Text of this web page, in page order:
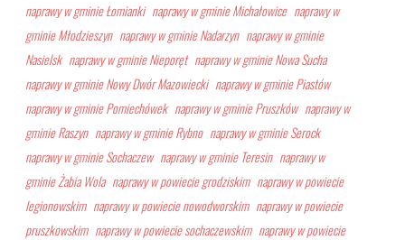
naprawy w gminie Łomianki naprawy w gminie Michałowice naprawy w
gminie Młodzieszyn naprawy w gminie Nadarzyn naprawy w gminie
Nasielsk naprawy w gminie Nieporęt naprawy w gminie Nowa Sucha
naprawy w gminie Nowy Dwór Mazowiecki naprawy w gminie Piastów
naprawy w gminie Pomiechówek naprawy w gminie Pruszków naprawy w
gminie Raszyn naprawy w gminie Rybno naprawy w gminie Serock
naprawy w gminie Sochaczew naprawy w gminie Teresin naprawy w
gminie Żabia Wola naprawy w powiecie grodziskim naprawy w powiecie
legionowskim naprawy w powiecie nowodworskim naprawy w powiecie
pruszkowskim naprawy w powiecie sochaczewskim naprawy w powiecie